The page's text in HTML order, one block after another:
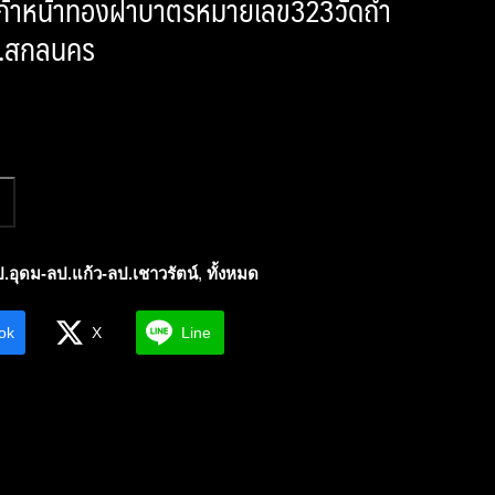
กลนคร
อุดม-ลป.แก้ว-ลป.เชาวรัตน์, ทั้งหมด
X Line